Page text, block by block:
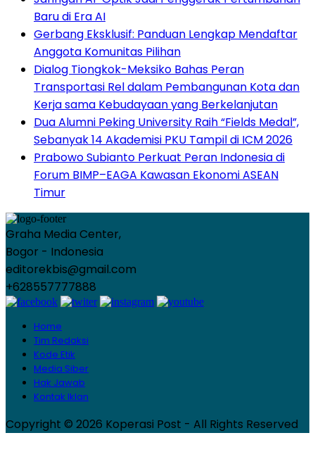
Baru di Era AI
Gerbang Eksklusif: Panduan Lengkap Mendaftar
Anggota Komunitas Pilihan
Dialog Tiongkok-Meksiko Bahas Peran
Transportasi Rel dalam Pembangunan Kota dan
Kerja sama Kebudayaan yang Berkelanjutan
Dua Alumni Peking University Raih “Fields Medal”,
Sebanyak 14 Akademisi PKU Tampil di ICM 2026
Prabowo Subianto Perkuat Peran Indonesia di
Forum BIMP–EAGA Kawasan Ekonomi ASEAN
Timur
Graha Media Center,
Bogor - Indonesia
editorekbis@gmail.com
+628557777888
Home
Tim Redaksi
Kode Etik
Media Siber
Hak Jawab
Kontak Iklan
Copyright © 2026 Koperasi Post - All Rights Reserved